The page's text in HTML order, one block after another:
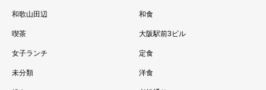
和歌山田辺 和食
喫茶 大阪駅前3ビル
女子ランチ 定食
未分類 洋食